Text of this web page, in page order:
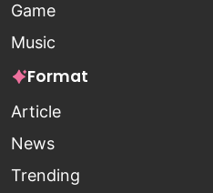
Game
Music
Format
Article
News
Trending